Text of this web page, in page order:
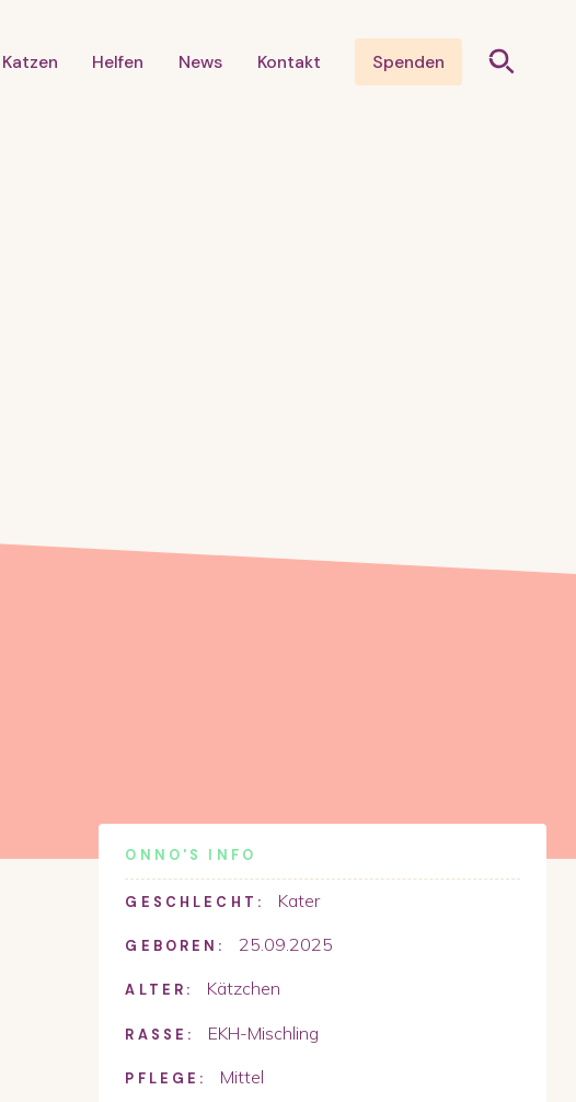
Katzen Helfen News Kontakt Spenden
ONNO 'S INFO
GESCHLECHT: Kater
GEBOREN: 25.09.2025
ALTER: Kätzchen
RASSE: EKH-Mischling
PFLEGE: Mittel